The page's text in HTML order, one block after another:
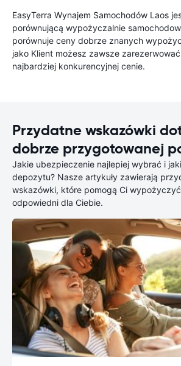
EasyTerra Wynajem Samochodów Laos
porównującą wypożyczalnie
porównuje ceny dobrze znanych
jako Klient możesz zawsze
najbardziej konkurencyjnej cenie.
Przydatne wskazówki
dobrze przygotowanej
Jakie ubezpieczenie najlepiej wybrać i
depozytu? Nasze artykuły zawierają
wskazówki, które pomogą Ci
odpowiedni dla Ciebie.